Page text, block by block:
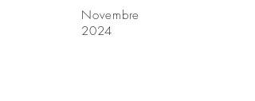
Novembre
2024